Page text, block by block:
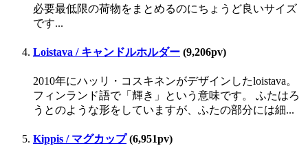
必要最低限の荷物をまとめるのにちょうど良いサイズ
です...
Loistava / キャンドルホルダー (9,206pv)
2010年にハッリ・コスキネンがデザインしたloistava。
フィンランド語で「輝き」という意味です。 ふたはろ
うとのような形をしていますが、ふたの部分には細...
Kippis / マグカップ(6,951pv)